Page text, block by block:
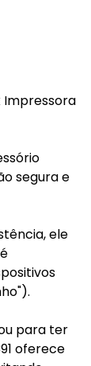
Impressora
segura e
ele
para ter
oferece